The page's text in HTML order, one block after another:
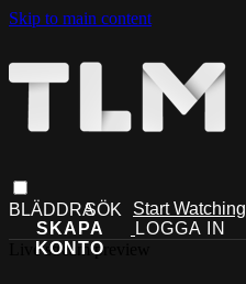
Skip to main content
Start Watching
Live stream preview